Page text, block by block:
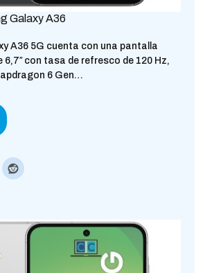
Galaxy A36
A36 5G cuenta con una pantalla
6,7″ con tasa de refresco de 120 Hz,
6 Gen…